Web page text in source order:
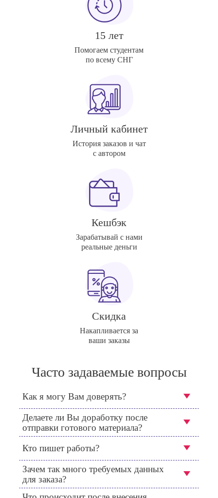
15 лет
Помогаем студентам
по всему СНГ
Личный кабинет
История заказов и чат
с автором
Кешбэк
Зарабатывай с нами
реальные деньги
Скидка
Накапливается за
ваши заказы
Часто задаваемые вопросы
Как я могу Вам доверять?
Делаете ли Вы доработку после
отправки готового материала?
Кто пишет работы?
Зачем так много требуемых данных
для заказа?